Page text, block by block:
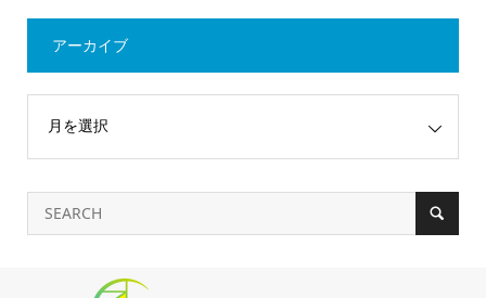
アーカイブ